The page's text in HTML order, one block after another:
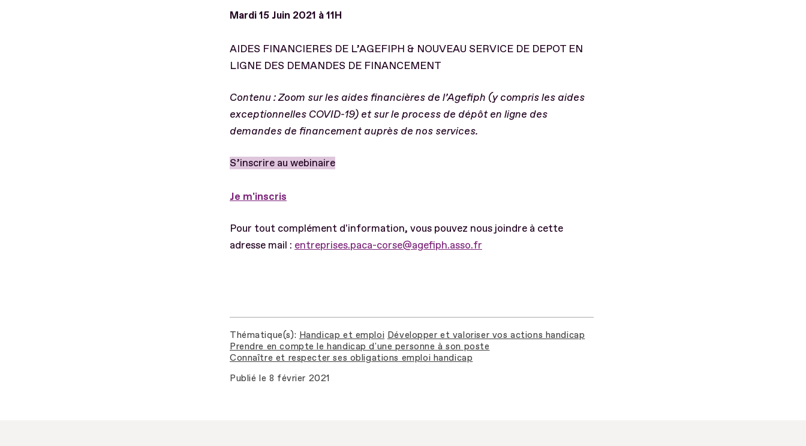
Mardi 15 Juin 2021 à 11H
AIDES FINANCIERES DE L’AGEFIPH & NOUVEAU SERVICE DE DEPOT EN
LIGNE DES DEMANDES DE FINANCEMENT
Contenu : Zoom sur les aides financières de l’Agefiph (y compris les aides
exceptionnelles COVID-19) et sur le process de dépôt en ligne des
demandes de financement auprès de nos services.
S’inscrire au webinaire
Je m'inscris
Pour tout complément d'information, vous pouvez nous joindre à cette
adresse mail : entreprises.paca-corse@agefiph.asso.fr
Thématique(s) Handicap et emploi Développer et valoriser vos actions handicap
Prendre en compte le handicap d'une personne à son poste
Connaître et respecter ses obligations emploi handicap
Publié le 8 février 2021